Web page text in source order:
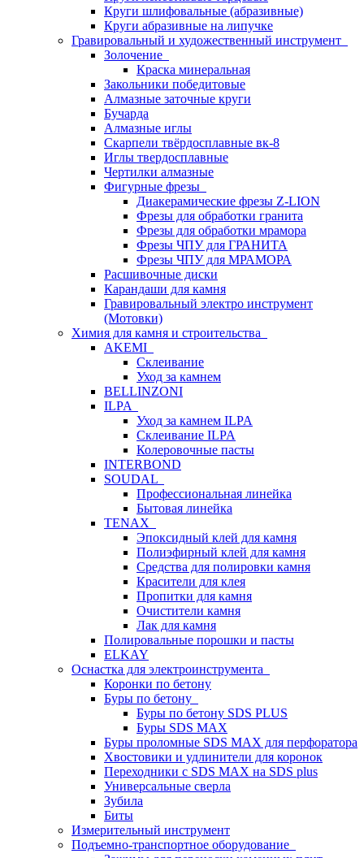
Круги шлифовальные (абразивные)
Круги абразивные на липучке
Гравировальный и художественный инструмент
Золочение
Краска минеральная
Закольники победитовые
Алмазные заточные круги
Бучарда
Алмазные иглы
Скарпели твёрдосплавные вк-8
Иглы твердосплавные
Чертилки алмазные
Фигурные фрезы
Диакерамические фрезы Z-LION
Фрезы для обработки гранита
Фрезы для обработки мрамора
Фрезы ЧПУ для ГРАНИТА
Фрезы ЧПУ для МРАМОРА
Расшивочные диски
Карандаши для камня
Гравировальный электро инструмент
(Мотовки)
Химия для камня и строительства
AKEMI
Склеивание
Уход за камнем
BELLINZONI
ILPA
Уход за камнем ILPA
Склеивание ILPA
Колеровочные пасты
INTERBOND
SOUDAL
Профессиональная линейка
Бытовая линейка
TENAX
Эпоксидный клей для камня
Полиэфирный клей для камня
Средства для полировки камня
Красители для клея
Пропитки для камня
Очистители камня
Лак для камня
Полировальные порошки и пасты
ELKAY
Оснастка для электроинструмента
Коронки по бетону
Буры по бетону
Буры по бетону SDS PLUS
Буры SDS MAX
Буры проломные SDS MAX для перфоратора
Хвостовики и удлинители для коронок
Переходники с SDS MAX на SDS plus
Универсальные сверла
Зубила
Биты
Измерительный инструмент
Подъемно-транспортное оборудование